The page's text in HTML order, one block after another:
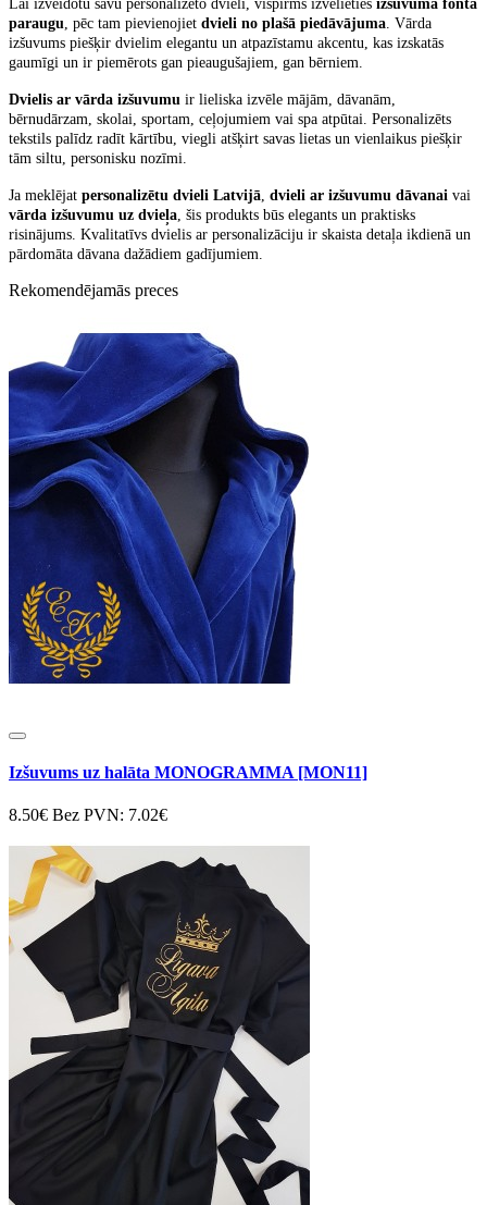
Lai izveidotu savu personalizēto dvieli, vispirms izvēlieties izšuvuma fonta
paraugu , pēc tam pievienojiet dvieli no plašā piedāvājuma . Vārda
izšuvums piešķir dvielim elegantu un atpazīstamu akcentu, kas izskatās
gaumīgi un ir piemērots gan pieaugušajiem, gan bērniem.
Dvielis ar vārda izšuvumu ir lieliska izvēle mājām, dāvanām,
bērnudārzam, skolai, sportam, ceļojumiem vai spa atpūtai. Personalizēts
tekstils palīdz radīt kārtību, viegli atšķirt savas lietas un vienlaikus piešķir
tām siltu, personisku nozīmi.
Ja meklējat personalizētu dvieli Latvijā dvieli ar izšuvumu dāvanai vai
vārda izšuvumu uz dvieļa , šis produkts būs elegants un praktisks
risinājums. Kvalitatīvs dvielis ar personalizāciju ir skaista detaļa ikdienā un
pārdomāta dāvana dažādiem gadījumiem.
Rekomendējamās preces
Izšuvums uz halāta MONOGRAMMA [MON11]
8.50€ Bez PVN: 7.02€